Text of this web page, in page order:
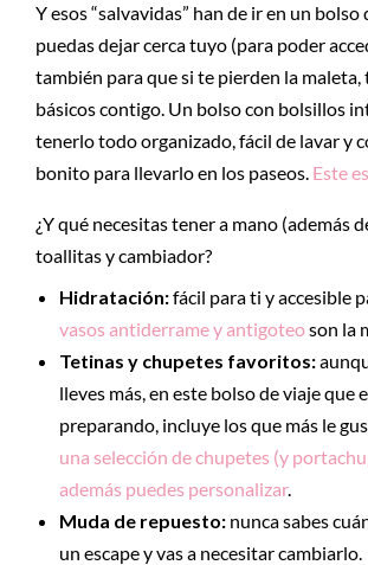
Y esos “salvavidas” han de ir en un bolso
puedas dejar cerca tuyo (para poder
también para que si te pierden la maleta,
básicos contigo. Un bolso con bolsillos
tenerlo todo organizado, fácil de lavar y
bonito para llevarlo en los paseos. Este
¿Y qué necesitas tener a mano (además
toallitas y cambiador?
Hidratación:fácil para ti y accesible
vasos antiderrame y antigoteoson la
Tetinas y chupetes favoritos:
lleves más, en este bolso de viaje que
preparando, incluye los que más le
una selección de chupetes (y
además puedes personalizar.
Muda de repuesto: nunca sabes
un escape y vas a necesitar cambiarlo.